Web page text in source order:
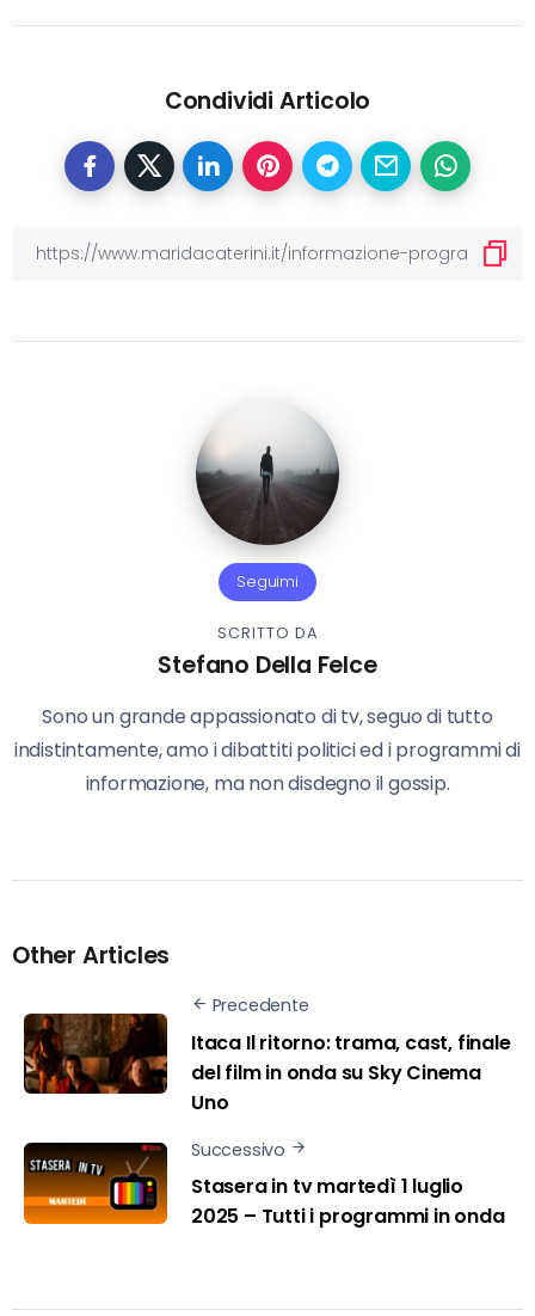
Condividi Articolo
Seguimi
SCRITTO DA
Stefano Della Felce
Sono un grande appassionato di tv, seguo di tutto
indistintamente, amo i dibattiti politici ed i programmi di
informazione, ma non disdegno il gossip.
Other Articles
Precedente
Itaca Il ritorno: trama, cast, finale
del film in onda su Sky Cinema
Uno
Successivo
Stasera in tv martedì 1 luglio
2025 – Tutti i programmi in onda